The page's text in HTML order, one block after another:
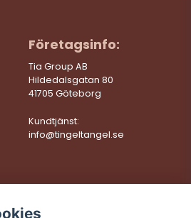
Företagsinfo:
Tia Group AB
Hildedalsgatan 80
41705 Göteborg
Kundtjänst:
info@tingeltangel.se